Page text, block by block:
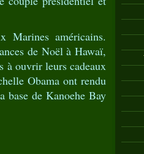
Marines américains.
de Noël à Hawaï,
à ouvrir leurs cadeaux
Obama ont rendu
de Kanoehe Bay